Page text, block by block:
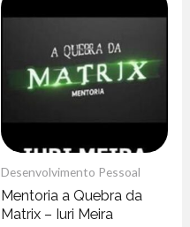
Desenvolvimento Pessoal
Mentoria a Quebra da
Matrix – Iuri Meira